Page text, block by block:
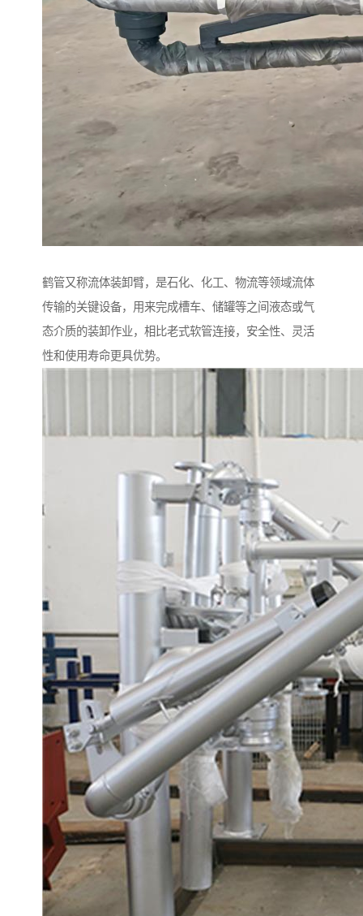
鹤管又称流体装卸臂，是石化、化工、物流等领域流体
传输的关键设备，用来完成槽车、储罐等之间液态或气
态介质的装卸作业，相比老式软管连接，安全性、灵活
性和使用寿命更具优势。